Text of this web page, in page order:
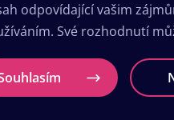
odpovídající vašim
Své rozhodnutí